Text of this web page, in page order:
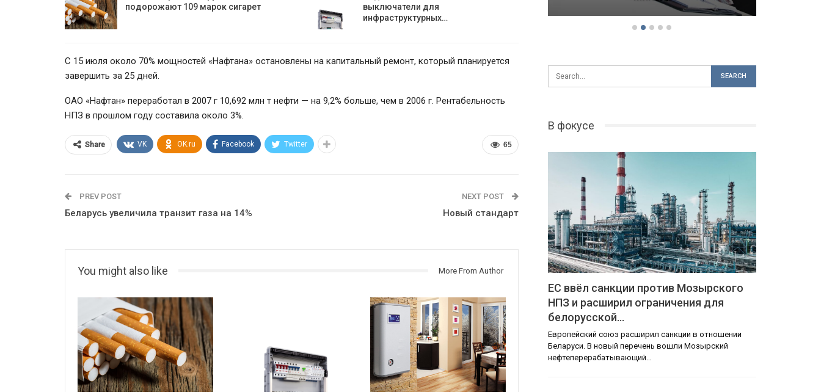
подорожают 109 марок сигарет
выключатели для
инфраструктурных…
С 15 июля около 70% мощностей «Нафтана» остановлены на капитальный ремонт, который планируется
завершить за 25 дней.
ОАО «Нафтан» переработал в 2007 г 10,692 млн т нефти — на 9,2% больше, чем в 2006 г. Рентабельность
НПЗ в прошлом году составила около 3%.
65
Share VK OK.ru Facebook Twitter
PREV POST
Беларусь увеличила транзит газа на 14%
NEXT POST
Новый стандарт
You might also like More From Author
В фокусе
ЕС ввёл санкции против Мозырского
НПЗ и расширил ограничения для
белорусской…
Европейский союз расширил санкции в отношении
Беларуси. В новый перечень вошли Мозырский
нефтеперерабатывающий…